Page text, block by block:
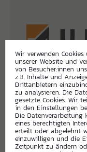
Wir verwenden
unserer Website und
von Besucher:innen
z.B. Inhalte und
Drittanbietern
zu analysieren. Die
gesetzte Cookies. Wir
in den Einstellungen
Die
eines berechtigten
erteilt oder abgelehnt
einzuwilligen und die
Zeitpunkt zu ändern